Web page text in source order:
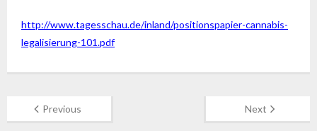
http://www.tagesschau.de/inland/positionspapier-cannabis-
legalisierung-101.pdf
Previous Next